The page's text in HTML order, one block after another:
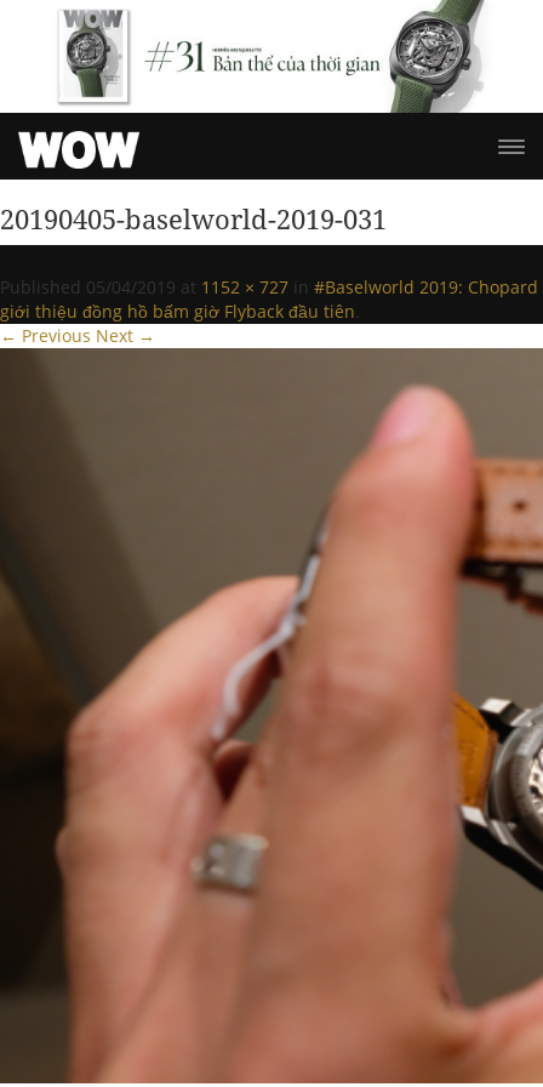
20190405-baselworld-2019-031
Published 05/04/2019 at 1152 × 727 in #Baselworld 2019: Chopard
giới thiệu đồng hồ bấm giờ Flyback đầu tiên.
← Previous Next →